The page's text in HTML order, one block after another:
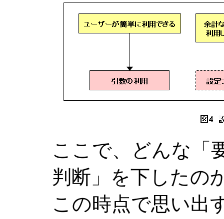
ここで、どんな「
判断」を下したの
この時点で思い出